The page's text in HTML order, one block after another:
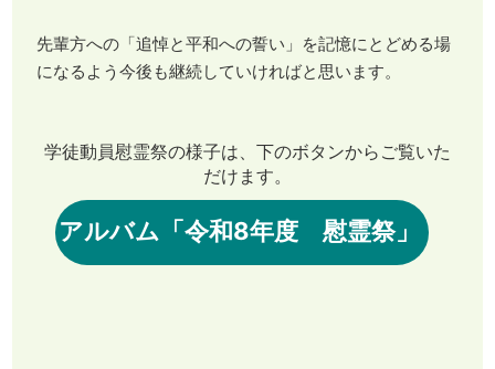
先輩方への「追悼と平和への誓い」を記憶にとどめる場
になるよう今後も継続していければと思います。
学徒動員慰霊祭の様子は、下のボタンからご覧いた
だけます。
アルバム「令和8年度 慰霊祭」